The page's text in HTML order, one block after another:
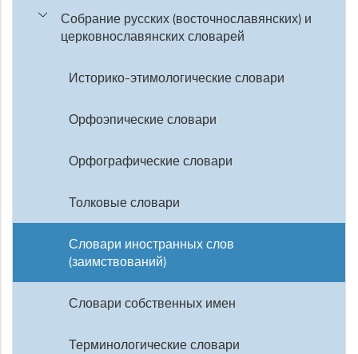
Собрание русских (восточнославянских) и
церковнославянских словарей
Историко-этимологические словари
Орфоэпические словари
Орфографические словари
Толковые словари
Словари иностранных слов
(заимствований)
Словари собственных имен
Терминологические словари